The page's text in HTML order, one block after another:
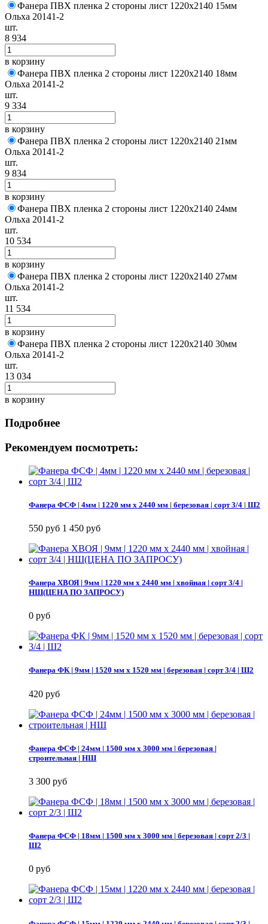
Фанера ПВХ пленка 2 стороны лист 1220х2140 15мм
Ольха 20141-2
шт.
8 934
в корзину
Фанера ПВХ пленка 2 стороны лист 1220х2140 18мм
Ольха 20141-2
шт.
9 334
в корзину
Фанера ПВХ пленка 2 стороны лист 1220х2140 21мм
Ольха 20141-2
шт.
9 834
в корзину
Фанера ПВХ пленка 2 стороны лист 1220х2140 24мм
Ольха 20141-2
шт.
10 534
в корзину
Фанера ПВХ пленка 2 стороны лист 1220х2140 27мм
Ольха 20141-2
шт.
11 534
в корзину
Фанера ПВХ пленка 2 стороны лист 1220х2140 30мм
Ольха 20141-2
шт.
13 034
в корзину
Подробнее
Рекомендуем посмотреть:
Фанера ФСФ | 4мм | 1220 мм х 2440 мм | березовая | сорт 3/4 | Ш2
550 руб 1 450 руб
Фанера ХВОЯ | 9мм | 1220 мм х 2440 мм | хвойная | сорт 3/4 |
НШ(ЦЕНА ПО ЗАПРОСУ)
0 руб
Фанера ФК | 9мм | 1520 мм х 1520 мм | березовая | сорт 3/4 | Ш2
420 руб
Фанера ФСФ | 24мм | 1500 мм х 3000 мм | березовая |
строительная | НШ
3 300 руб
Фанера ФСФ | 18мм | 1500 мм х 3000 мм | березовая | сорт 2/3 |
Ш2
0 руб